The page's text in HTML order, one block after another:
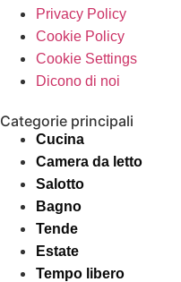
Privacy Policy
Cookie Policy
Cookie Settings
Dicono di noi
Categorie principali
Cucina
Camera da letto
Salotto
Bagno
Tende
Estate
Tempo libero